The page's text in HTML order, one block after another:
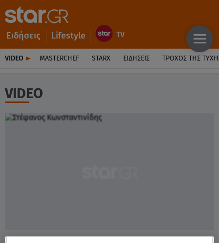
Ειδήσεις Lifestyle
VIDEO MASTERCHEF STARX ΕΙΔΉΣΕΙΣ ΤΡΟΧΌΣ ΤΗΣ
VIDEO